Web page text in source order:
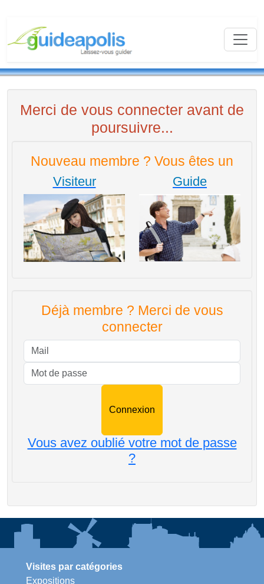
Merci de vous connecter avant de
poursuivre...
Nouveau membre ? Vous êtes un
Visiteur Guide
Déjà membre ? Merci de vous
connecter
Vous avez oublié votre mot de passe
?
Visites par catégories
Expositions